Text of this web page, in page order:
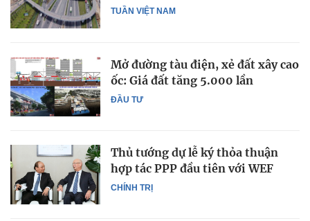
TUẦN VIỆT NAM
ĐẦU TƯ
Mở đường tàu điện, xẻ đất xây cao
ốc: Giá đất tăng 5.000 lần
CHÍNH TRỊ
Thủ tướng dự lễ ký thỏa thuận
hợp tác PPP đầu tiên với WEF